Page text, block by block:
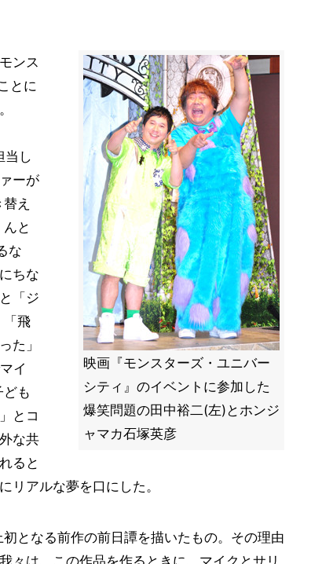
映画『モンスターズ・ユニバー
シティ』のイベントに参加した
爆笑問題の田中裕二(左)とホンジ
ャマカ石塚英彦
ンス
とに
当し
ーが
え
と
な
ちな
「ジ
「飛
た」
イ
も
とコ
な共
ると
リアルな夢を口にした。
となる前作の前日譚を描いたもの。その理由
々は、この作品を作るときに、マイクとサリ